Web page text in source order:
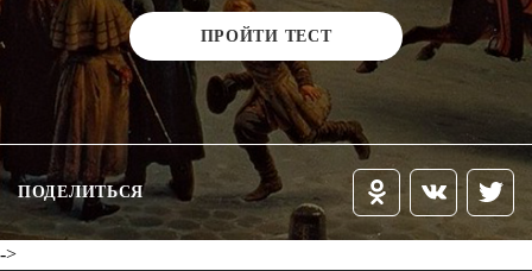
ПРОЙТИ ТЕСТ
ПОДЕЛИТЬСЯ
->